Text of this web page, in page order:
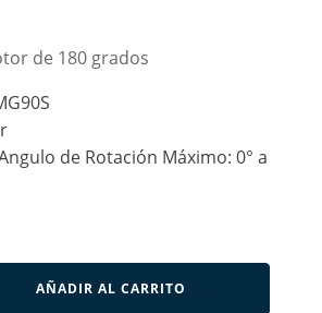
de 180 grados
de Rotación Máximo: 0° a
AÑADIR AL CARRITO